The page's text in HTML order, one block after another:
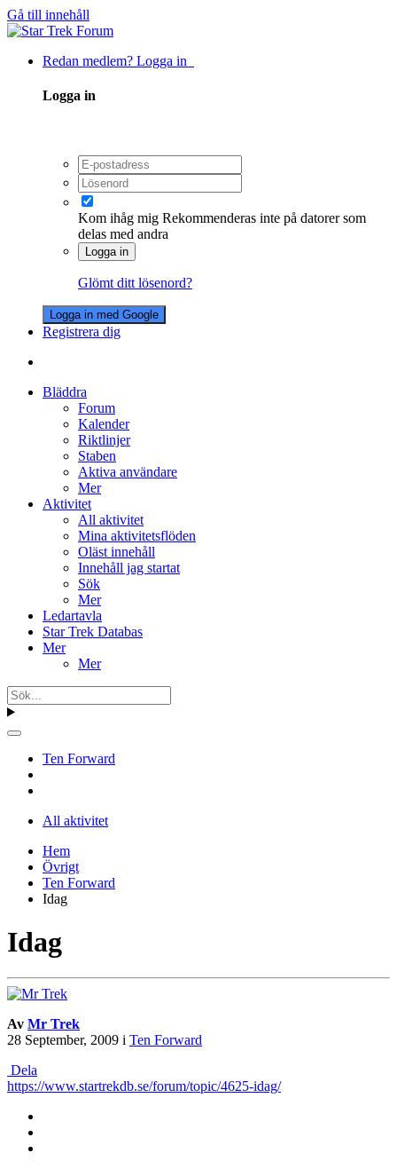
Gå till innehåll
Redan medlem? Logga in
Logga in
Kom ihåg mig Rekommenderas inte på datorer som
delas med andra
Logga in
Glömt ditt lösenord?
Logga in med Google
Registrera dig
Bläddra
Forum
Kalender
Riktlinjer
Staben
Aktiva användare
Mer
Aktivitet
All aktivitet
Mina aktivitetsflöden
Oläst innehåll
Innehåll jag startat
Sök
Mer
Ledartavla
Star Trek Databas
Mer
Mer
Ten Forward
All aktivitet
Hem
Övrigt
Ten Forward
Idag
Idag
Av Mr Trek
28 September, 2009 i Ten Forward
Dela
https://www.startrekdb.se/forum/topic/4625-idag/